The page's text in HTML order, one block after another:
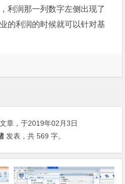
利润那一列数字左侧出现了
的利润的时候就可以针对基
章，于2019年02月3日
发表，共 569 字。